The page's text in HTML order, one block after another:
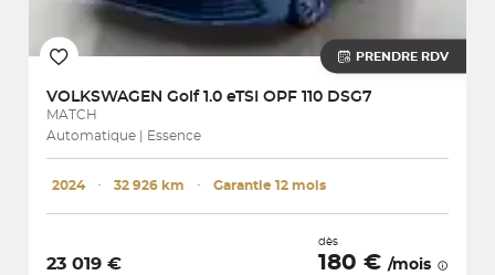
PRENDRE RDV
VOLKSWAGEN Golf 1.0 eTSI OPF 110 DSG7
MATCH
Automatique | Essence
2024 ･ 32 926 km ･ Garantie 12 mois
23 019 €
dès
180 € /mois